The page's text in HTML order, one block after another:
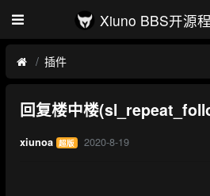
Xiuno BBS开源
插件
回复楼中楼
xiunoa 超版 2020-8-19